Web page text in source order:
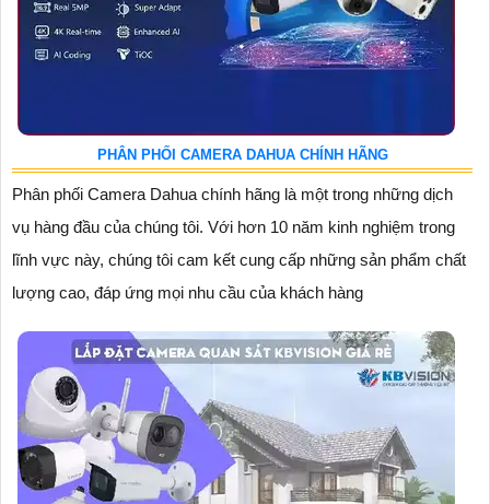
PHÂN PHỐI CAMERA DAHUA CHÍNH HÃNG
Phân phối Camera Dahua chính hãng là một trong những dịch
vụ hàng đầu của chúng tôi. Với hơn 10 năm kinh nghiệm trong
lĩnh vực này, chúng tôi cam kết cung cấp những sản phẩm chất
lượng cao, đáp ứng mọi nhu cầu của khách hàng